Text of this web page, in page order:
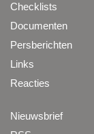
Checklists
Documenten
Persberichten
Links
Reacties
Nieuwsbrief